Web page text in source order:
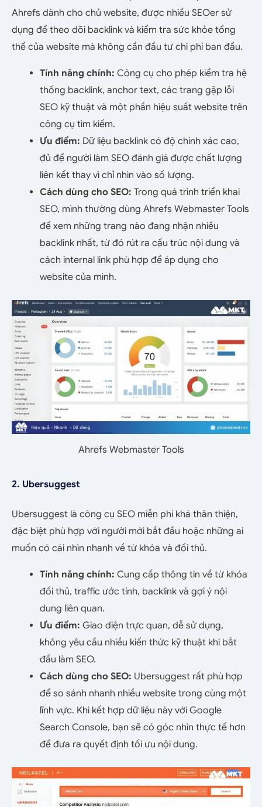
Ahrefs dành cho chủ website, được nhiều SEOer sử
dụng để theo dõi backlink và kiểm tra sức khỏe tổng
thể của website mà không cần đầu tư chi phí ban đầu.
Tính năng chính: Công cụ cho phép kiểm tra hệ
thống backlink, anchor text, các trang gặp lỗi
SEO kỹ thuật và một phần hiệu suất website trên
công cụ tìm kiếm.
Ưu điểm: Dữ liệu backlink có độ chính xác cao,
đủ để người làm SEO đánh giá được chất lượng
liên kết thay vì chỉ nhìn vào số lượng.
Cách dùng cho SEO: Trong quá trình triển khai
SEO, mình thường dùng Ahrefs Webmaster Tools
để xem những trang nào đang nhận nhiều
backlink nhất, từ đó rút ra cấu trúc nội dung và
cách internal link phù hợp để áp dụng cho
website của mình.
Ahrefs Webmaster Tools
2. Ubersuggest
Ubersuggest là công cụ SEO miễn phí khá thân thiện,
đặc biệt phù hợp với người mới bắt đầu hoặc những ai
muốn có cái nhìn nhanh về từ khóa và đối thủ.
Tính năng chính: Cung cấp thông tin về từ khóa
đối thủ, traffic ước tính, backlink và gợi ý nội
dung liên quan.
Ưu điểm: Giao diện trực quan, dễ sử dụng,
không yêu cầu nhiều kiến thức kỹ thuật khi bắt
đầu làm SEO.
Cách dùng cho SEO: Ubersuggest rất phù hợp
để so sánh nhanh nhiều website trong cùng một
lĩnh vực. Khi kết hợp dữ liệu này với Google
Search Console, bạn sẽ có góc nhìn thực tế hơn
để đưa ra quyết định tối ưu nội dung.